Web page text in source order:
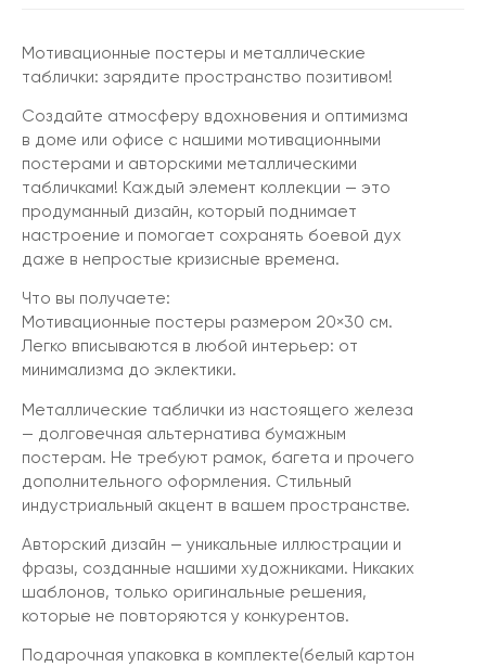
Мотивационные постеры и металлические
таблички: зарядите пространство позитивом!
Создайте атмосферу вдохновения и оптимизма
в доме или офисе с нашими мотивационными
постерами и авторскими металлическими
табличками! Каждый элемент коллекции — это
продуманный дизайн, который поднимает
настроение и помогает сохранять боевой дух
даже в непростые кризисные времена.
Что вы получаете:
Мотивационные постеры размером 20×30 см.
Легко вписываются в любой интерьер: от
минимализма до эклектики.
Металлические таблички из настоящего железа
— долговечная альтернатива бумажным
постерам. Не требуют рамок, багета и прочего
дополнительного оформления. Стильный
индустриальный акцент в вашем пространстве.
Авторский дизайн — уникальные иллюстрации и
фразы, созданные нашими художниками. Никаких
шаблонов, только оригинальные решения,
которые не повторяются у конкурентов.
Подарочная упаковка в комплекте(белый картон